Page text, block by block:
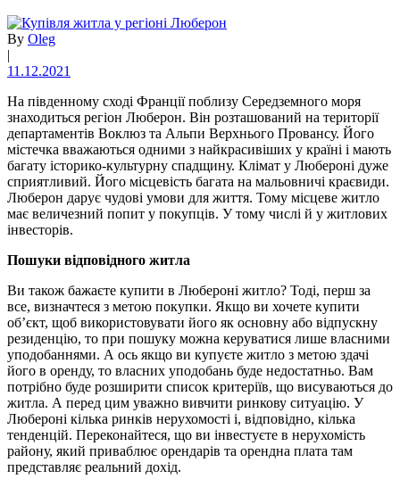
By Oleg
|
11.12.2021
На південному сході Франції поблизу Середземного моря
знаходиться регіон Люберон. Він розташований на території
департаментів Воклюз та Альпи Верхнього Провансу. Його
містечка вважаються одними з найкрасивіших у країні і мають
багату історико-культурну спадщину. Клімат у Любероні дуже
сприятливий. Його місцевість багата на мальовничі краєвиди.
Люберон дарує чудові умови для життя. Тому місцеве житло
має величезний попит у покупців. У тому числі й у житлових
інвесторів.
Пошуки відповідного житла
Ви також бажаєте купити в Любероні житло? Тоді, перш за
все, визначтеся з метою покупки. Якщо ви хочете купити
об’єкт, щоб використовувати його як основну або відпускну
резиденцію, то при пошуку можна керуватися лише власними
уподобаннями. А ось якщо ви купуєте житло з метою здачі
його в оренду, то власних уподобань буде недостатньо. Вам
потрібно буде розширити список критеріїв, що висуваються до
житла. А перед цим уважно вивчити ринкову ситуацію. У
Любероні кілька ринків нерухомості і, відповідно, кілька
тенденцій. Переконайтеся, що ви інвестуєте в нерухомість
району, який приваблює орендарів та орендна плата там
представляє реальний дохід.